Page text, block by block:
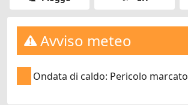
Avviso meteo
Ondata di caldo: Pericolo marcato